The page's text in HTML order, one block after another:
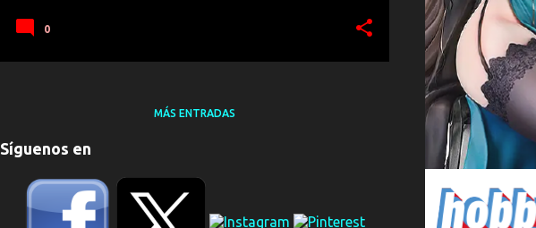
0
MÁS ENTRADAS
Síguenos en